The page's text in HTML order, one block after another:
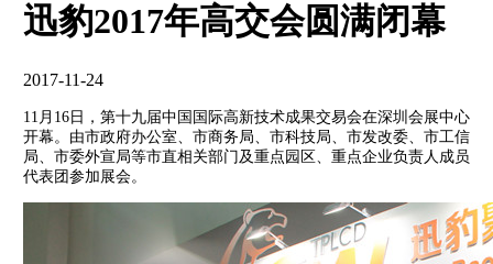
迅豹2017年高交会圆满闭幕
2017-11-24
11月16日，第十九届中国国际高新技术成果交易会在深圳会展中心
开幕。由市政府办公室、市商务局、市科技局、市发改委、市工信
局、市委外宣局等市直相关部门及重点园区、重点企业负责人成员
代表团参加展会。